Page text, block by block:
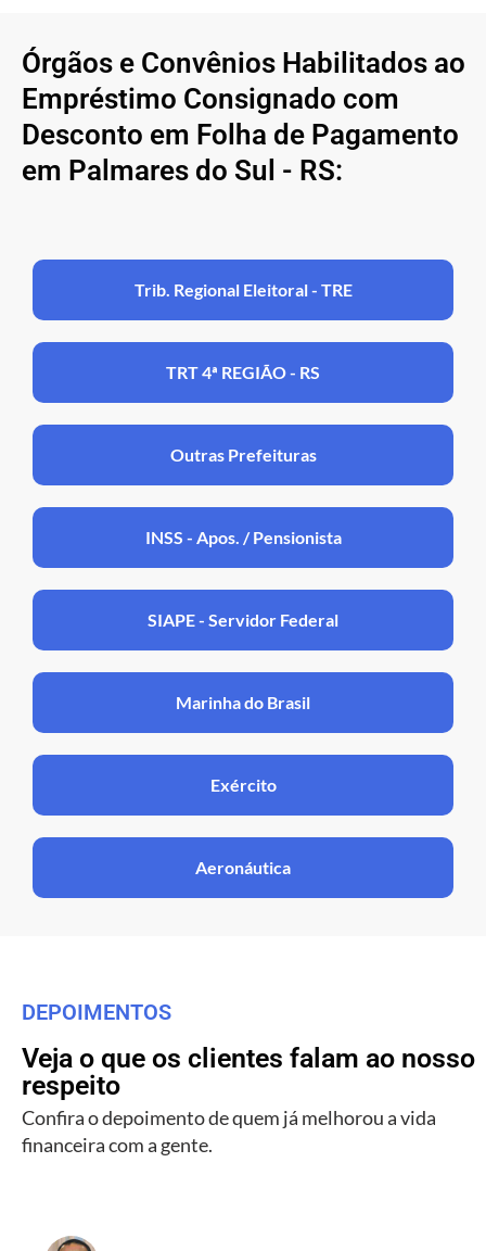
Órgãos e Convênios Habilitados ao
Empréstimo Consignado com
Desconto em Folha de Pagamento
em Palmares do Sul - RS:
Trib. Regional Eleitoral - TRE
TRT 4ª REGIÃO - RS
Outras Prefeituras
INSS - Apos. / Pensionista
SIAPE - Servidor Federal
Marinha do Brasil
Exército
Aeronáutica
DEPOIMENTOS
Veja o que os clientes falam ao nosso
respeito
Confira o depoimento de quem já melhorou a vida
financeira com a gente.